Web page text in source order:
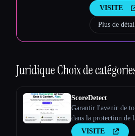
des vidéos
VISITE
Plus de
JuridiqueChoix de
ScoreDetect
Garantir l'avenir de
dans la protection de
VISITE